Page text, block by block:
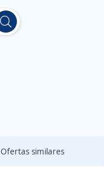
Ofertas similares